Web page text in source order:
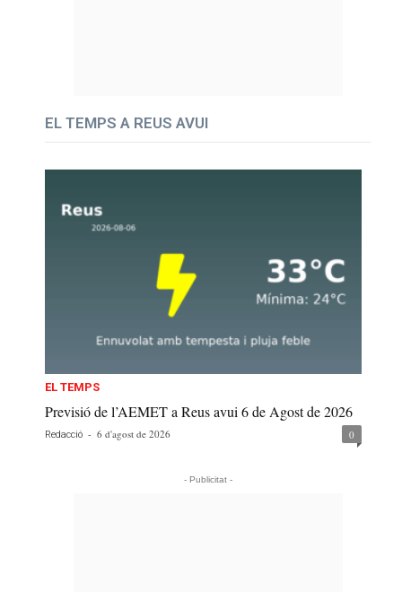
EL TEMPS A REUS AVUI
EL TEMPS
Previsió de l’AEMET a Reus avui 6 de Agost de 2026
Redacció - 6 d'agost de 2026 0
- Publicitat -